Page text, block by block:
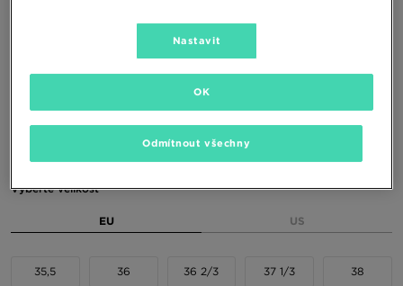
ADIDAS SUPERSTAR II J
2190 Kč
Vyberte velikost
EU US
35,5 36 36 2/3 37 1/3 38
Nastavit
Odmítnout všechny
OK